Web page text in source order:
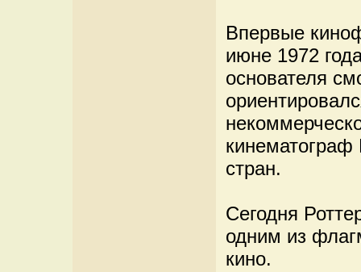
Впервые
июне 1972
основателя
стран.
Сегодня
одним из
кино.